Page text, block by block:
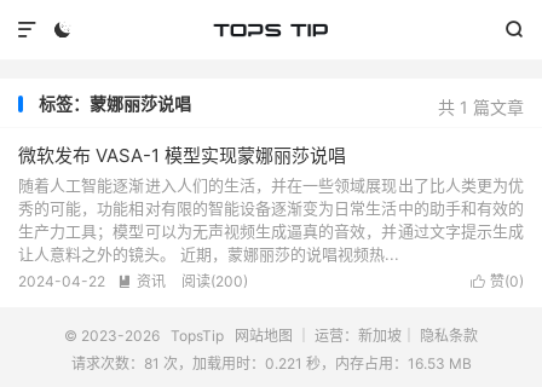
 

共 1 篇文章
标签：蒙娜丽莎说唱
微软发布 VASA-1 模型实现蒙娜丽莎说唱
随着人工智能逐渐进入人们的生活，并在一些领域展现出了比人类更为优
秀的可能，功能相对有限的智能设备逐渐变为日常生活中的助手和有效的
生产力工具；模型可以为无声视频生成逼真的音效，并通过文字提示生成
让人意料之外的镜头。 近期，蒙娜丽莎的说唱视频热...
 赞(0)
2024-04-22  资讯 阅读(200)
© 2023-2026 TopsTip 网站地图 ｜ 运营：新加坡｜
隐私条款
请求次数：81 次，加载用时：0.221 秒，内存占用：16.53 MB